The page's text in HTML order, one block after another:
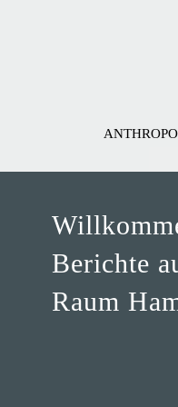
Berichte
Raum